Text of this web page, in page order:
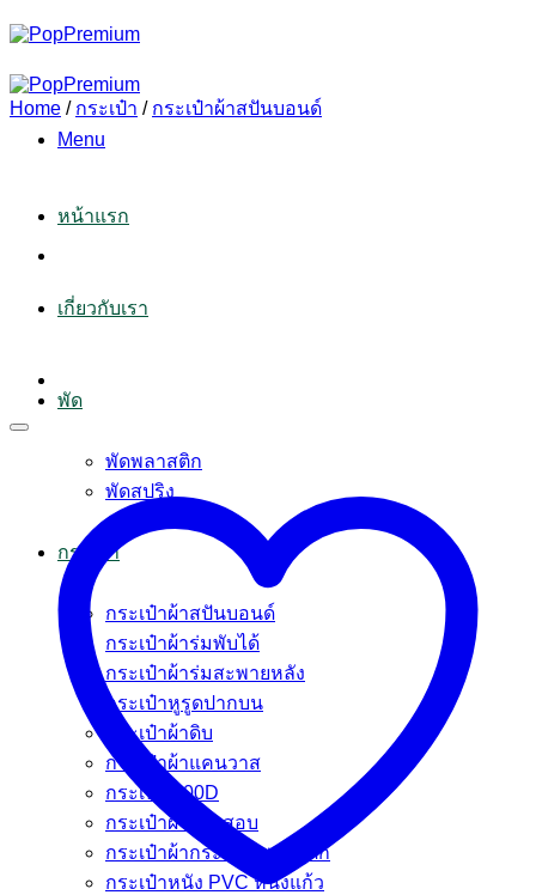
to
Menu
หน้าแรก
เกี่ยวกับเรา
พัด
พัดพลาสติก
พัดสปริง
กระเป๋า
กระเป๋าผ้าสปันบอนด์
กระเป๋าผ้าร่มพับได้
กระเป๋าผ้าร่มสะพายหลัง
กระเป๋าหูรูดปากบน
กระเป๋าผ้าดิบ
กระเป๋าผ้าแคนวาส
กระเป๋า 600D
กระเป๋าผ้ากระสอบ
กระเป๋าผ้ากระสอบพลาสติก
กระเป๋าหนัง PVC หนังแก้ว
Home / กระเป๋า / กระเป๋าผ้าสปันบอนด์